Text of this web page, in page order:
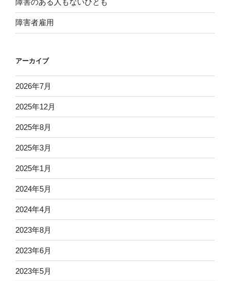
障害のある人もないひとも
障害者雇用
アーカイブ
2026年7月
2025年12月
2025年8月
2025年3月
2025年1月
2024年5月
2024年4月
2023年8月
2023年6月
2023年5月